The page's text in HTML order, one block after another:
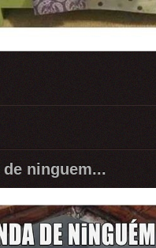
de ninguem...